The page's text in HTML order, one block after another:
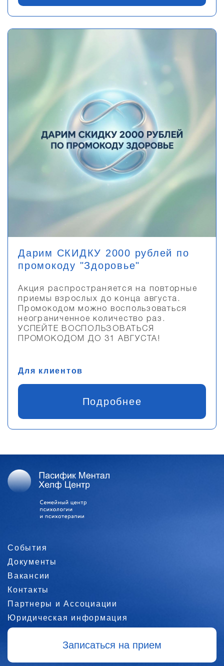
Дарим СКИДКУ 2000 рублей по
промокоду "Здоровье"
Акция распространяется на повторные
приемы взрослых до конца августа.
Промокодом можно воспользоваться
неограниченное количество раз.
УСПЕЙТЕ ВОСПОЛЬЗОВАТЬСЯ
ПРОМОКОДОМ ДО 31 АВГУСТА!
Для клиентов
Подробнее
События
Документы
Вакансии
Контакты
Партнеры и Ассоциации
Юридическая информация
Записаться на прием